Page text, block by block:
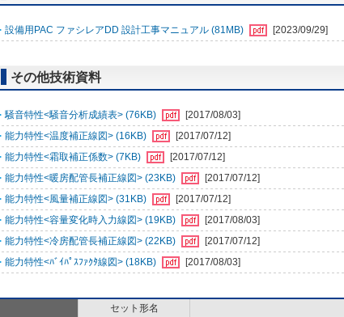
設備用PAC ファシレアDD 設計工事マニュアル (81MB) [2023/09/29]
その他技術資料
騒音特性<騒音分析成績表> (76KB)
[2017/08/03]
能力特性<温度補正線図> (16KB)
[2017/07/12]
能力特性<霜取補正係数> (7KB)
[2017/07/12]
能力特性<暖房配管長補正線図> (23KB)
[2017/07/12]
能力特性<風量補正線図> (31KB)
[2017/07/12]
能力特性<容量変化時入力線図> (19KB)
[2017/08/03]
能力特性<冷房配管長補正線図> (22KB)
[2017/07/12]
能力特性<ﾊﾞｲﾊﾟｽﾌｧｸﾀ線図> (18KB)
[2017/08/03]
セット形名